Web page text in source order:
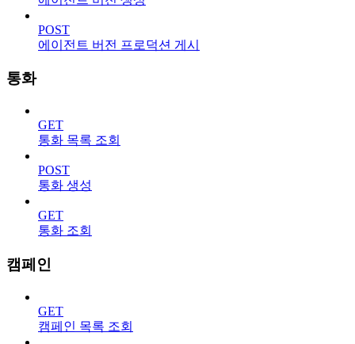
POST
에이전트 버전 프로덕션 게시
통화
GET
통화 목록 조회
POST
통화 생성
GET
통화 조회
캠페인
GET
캠페인 목록 조회